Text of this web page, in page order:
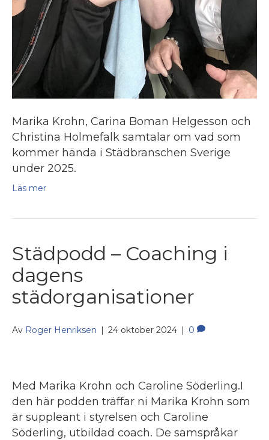
Marika Krohn, Carina Boman Helgesson och
Christina Holmefalk samtalar om vad som
kommer hända i Städbranschen Sverige
under 2025.
Läs mer
Städpodd – Coaching i
dagens
städorganisationer
Av Roger Henriksen | 24 oktober 2024 | 0
Med Marika Krohn och Caroline Söderling.I
den här podden träffar ni Marika Krohn som
är suppleant i styrelsen och Caroline
Söderling, utbildad coach. De samspråkar